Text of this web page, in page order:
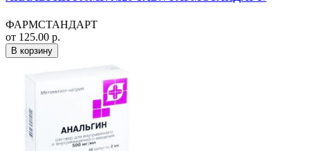
ФАРМСТАНДАРТ
от 125.00 р.
В корзину